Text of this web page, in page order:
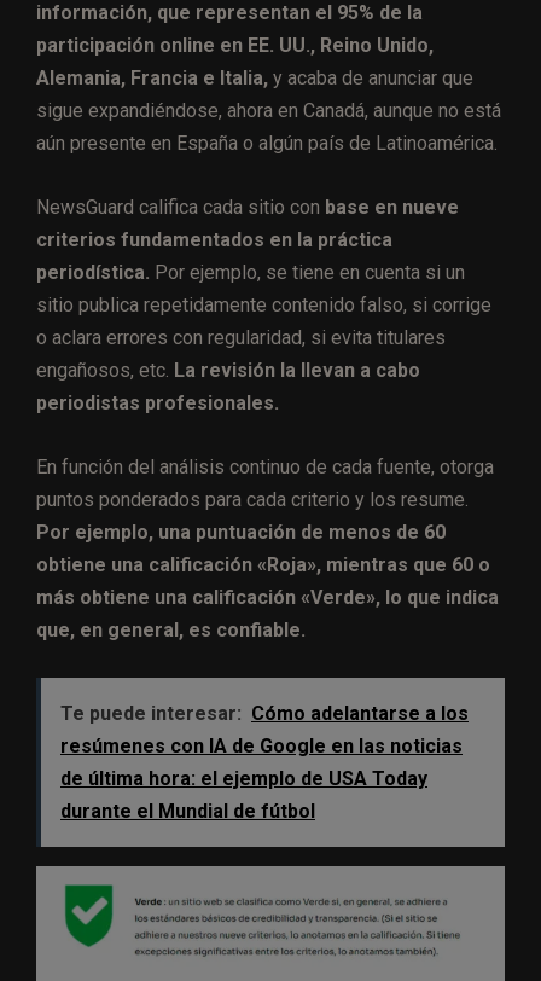
información, que representan el 95% de la
participación online en EE. UU., Reino Unido,
Alemania, Francia e Italia, y acaba de anunciar que
sigue expandiéndose, ahora en Canadá, aunque no está
aún presente en España o algún país de Latinoamérica.
NewsGuard califica cada sitio con base en nueve
criterios fundamentados en la práctica
periodística. Por ejemplo, se tiene en cuenta si un
sitio publica repetidamente contenido falso, si corrige
o aclara errores con regularidad, si evita titulares
engañosos, etc. La revisión la llevan a cabo
periodistas profesionales.
En función del análisis continuo de cada fuente, otorga
puntos ponderados para cada criterio y los resume.
Por ejemplo, una puntuación de menos de 60
obtiene una calificación «Roja», mientras que 60 o
más obtiene una calificación «Verde», lo que indica
que, en general, es confiable.
Te puede interesar: Cómo adelantarse a los
resúmenes con IA de Google en las noticias
de última hora: el ejemplo de USA Today
durante el Mundial de fútbol